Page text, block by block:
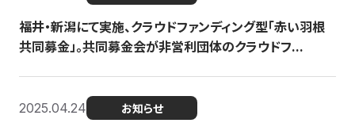
福井・新潟にて実施、クラウドファンディング型「赤い羽根
共同募金」。共同募金会が非営利団体のクラウドフ...
2025.04.24 お知らせ